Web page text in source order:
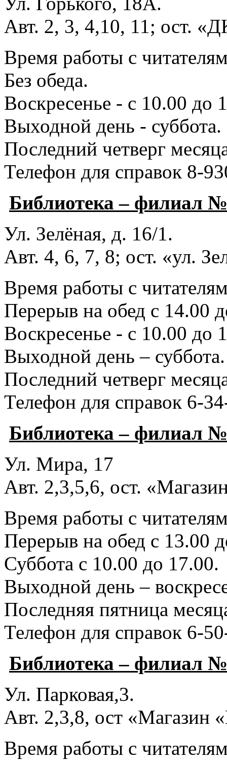
Авт. 2, 3, 4,10, 11; ост.
Время работы с
Без обеда.
Воскресенье - с 10.00 до
Выходной день - суббота.
Последний четверг
Телефон для справок 8-
Библиотека – филиал
Ул. Зелёная, д. 16/1.
Авт. 4, 6, 7, 8; ост. «ул.
Время работы с
Перерыв на обед с 14.00
Воскресенье - с 10.00 до
Выходной день – суббота.
Последний четверг
Телефон для справок 6-
Библиотека – филиал
Ул. Мира, 17
Авт. 2,3,5,6, ост.
Время работы с
Перерыв на обед с 13.00
Суббота с 10.00 до 17.00.
Выходной день –
Последняя пятница
Телефон для справок 6-
Библиотека – филиал
Ул. Парковая,3.
Авт. 2,3,8, ост «Магазин
Время работы с